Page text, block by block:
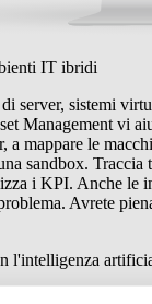
IT ibridi
server, sistemi
Management vi
a mappare le
sandbox. Traccia
i KPI. Anche le
Avrete
l'intelligenza